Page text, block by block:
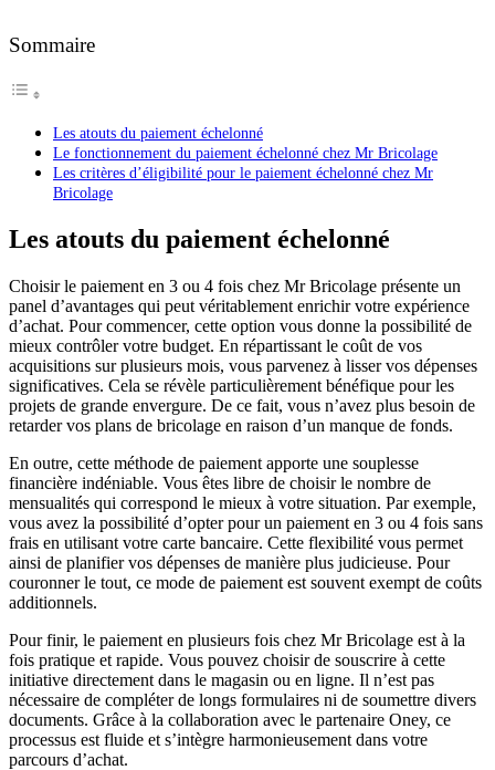
Sommaire
Les atouts du paiement échelonné
Le fonctionnement du paiement échelonné chez Mr Bricolage
Les critères d’éligibilité pour le paiement échelonné chez Mr
Bricolage
Les atouts du paiement échelonné
Choisir le paiement en 3 ou 4 fois chez Mr Bricolage présente un
panel d’avantages qui peut véritablement enrichir votre expérience
d’achat. Pour commencer, cette option vous donne la possibilité de
mieux contrôler votre budget. En répartissant le coût de vos
acquisitions sur plusieurs mois, vous parvenez à lisser vos dépenses
significatives. Cela se révèle particulièrement bénéfique pour les
projets de grande envergure. De ce fait, vous n’avez plus besoin de
retarder vos plans de bricolage en raison d’un manque de fonds.
En outre, cette méthode de paiement apporte une souplesse
financière indéniable. Vous êtes libre de choisir le nombre de
mensualités qui correspond le mieux à votre situation. Par exemple,
vous avez la possibilité d’opter pour un paiement en 3 ou 4 fois sans
frais en utilisant votre carte bancaire. Cette flexibilité vous permet
ainsi de planifier vos dépenses de manière plus judicieuse. Pour
couronner le tout, ce mode de paiement est souvent exempt de coûts
additionnels.
Pour finir, le paiement en plusieurs fois chez Mr Bricolage est à la
fois pratique et rapide. Vous pouvez choisir de souscrire à cette
initiative directement dans le magasin ou en ligne. Il n’est pas
nécessaire de compléter de longs formulaires ni de soumettre divers
documents. Grâce à la collaboration avec le partenaire Oney, ce
processus est fluide et s’intègre harmonieusement dans votre
parcours d’achat.